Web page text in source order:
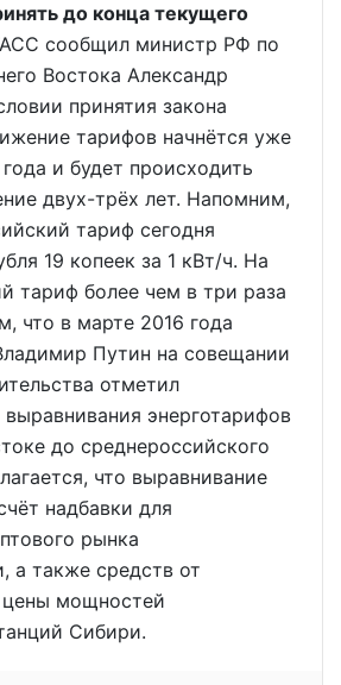
до конца текущего
сообщил министр РФ по
Востока Александр
принятия закона
тарифов начнётся уже
и будет происходить
двух-трёх лет. Напомним,
тариф сегодня
19 копеек за 1 кВт/ч. На
тариф более чем в три раза
что в марте 2016 года
Путин на совещании
отметил
энерготарифов
до среднероссийского
что выравнивание
надбавки для
рынка
а также средств от
цены мощностей
Сибири.